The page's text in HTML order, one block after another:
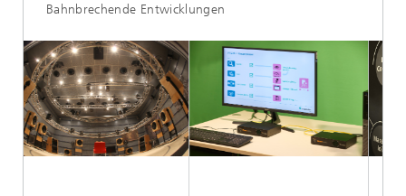
Bahnbrechende Entwicklungen